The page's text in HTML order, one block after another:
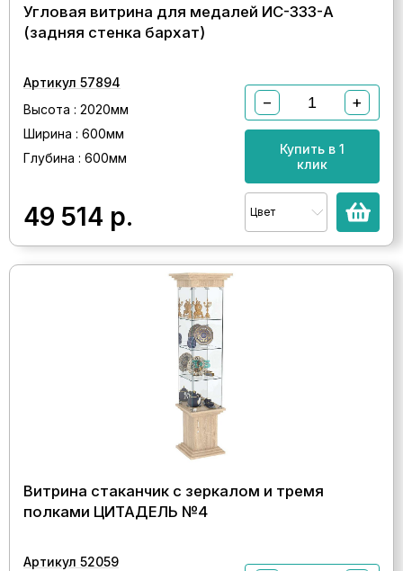
Угловая витрина для медалей ИС-333-А
(задняя стенка бархат)
Артикул 57894
Высота : 2020мм
Ширина : 600мм
Глубина : 600мм
49 514 р.
− +
Купить в 1
клик
Цвет
Витрина стаканчик с зеркалом и тремя
полками ЦИТАДЕЛЬ №4
Артикул 52059